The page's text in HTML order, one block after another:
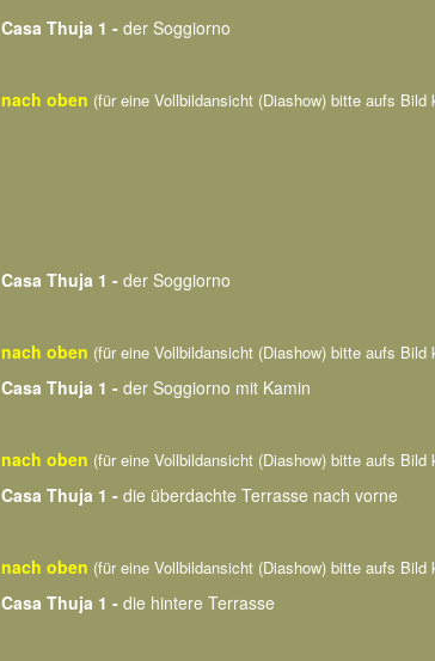
Casa Thuja 1 - der Soggiorno
nach oben (für eine Vollbildansicht (Diashow) bitte aufs Bild
Casa Thuja 1 - der Soggiorno
nach oben (für eine Vollbildansicht (Diashow) bitte aufs Bild
Casa Thuja 1 - der Soggiorno mit Kamin
nach oben (für eine Vollbildansicht (Diashow) bitte aufs Bild
Casa Thuja 1 - die überdachte Terrasse nach vorne
nach oben (für eine Vollbildansicht (Diashow) bitte aufs Bild
Casa Thuja 1 - die hintere Terrasse